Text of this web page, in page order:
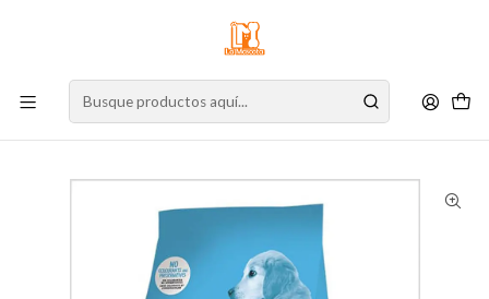
Nuestro stock online es independiente de la tienda física.
Compre por la web para garantizar sus productos y espere nuestra
Inicio Perro Alimento para Perros Alimento Seco
Cachorro
Ownat Classic Junior